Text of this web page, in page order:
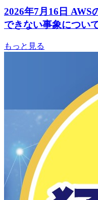
2026年7月16日 AWS
できない事象につい
もっと見る